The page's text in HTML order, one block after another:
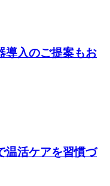
導入のご提案もお
温活ケアを習慣づ